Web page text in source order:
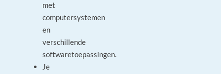
met
computersystemen
en
verschillende
softwaretoepassingen.
Je